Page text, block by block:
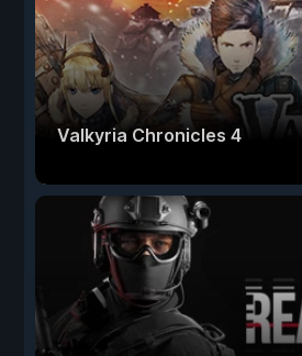
Valkyria Chronicles 4